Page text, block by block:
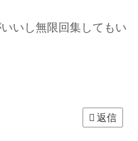
いし無限回集してもい
返信